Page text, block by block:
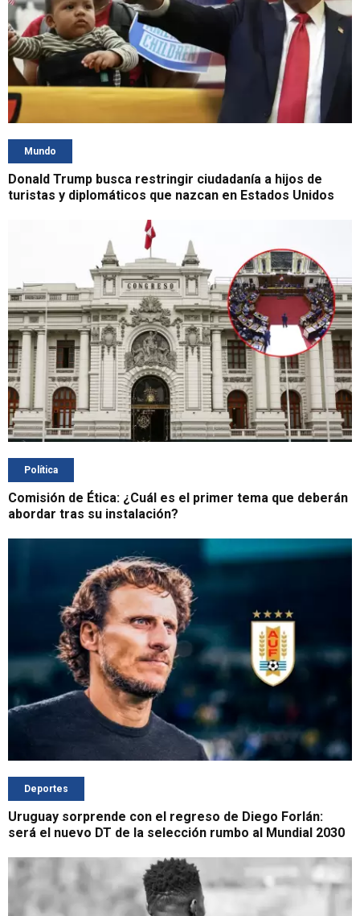
Mundo
Donald Trump busca restringir ciudadanía a hijos de
turistas y diplomáticos que nazcan en Estados Unidos
Política
Comisión de Ética: ¿Cuál es el primer tema que deberán
abordar tras su instalación?
Deportes
Uruguay sorprende con el regreso de Diego Forlán:
será el nuevo DT de la selección rumbo al Mundial 2030